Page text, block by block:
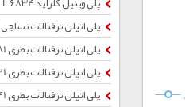
پلی اتیلن ترفتالات نساجی TG641
پلی اتیلن ترفتالات بطری BG781
پلی اتیلن ترفتالات بطری BG821
پلی اتیلن ترفتالات بطری BG841